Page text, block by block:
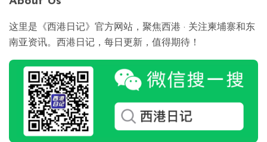
这里是《西港日记》官方网站，聚焦西港 · 关注柬埔寨和东
南亚资讯。西港日记，每日更新，值得期待！